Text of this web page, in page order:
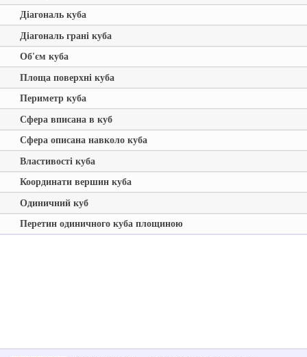
Діагональ куба
Діагональ грані куба
Об'єм куба
Площа поверхні куба
Периметр куба
Сфера вписана в куб
Сфера описана навколо куба
Властивості куба
Координати вершин куба
Одиничний куб
Перетин одиничного куба площиною